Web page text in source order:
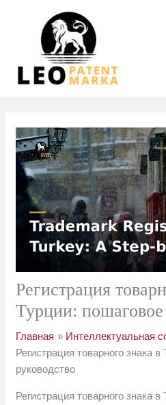
содержимому
Регистрация
Турции: пошаговое
Главная
Интеллектуальная
Регистрация товарного знака
руководство
Регистрация товарного знака